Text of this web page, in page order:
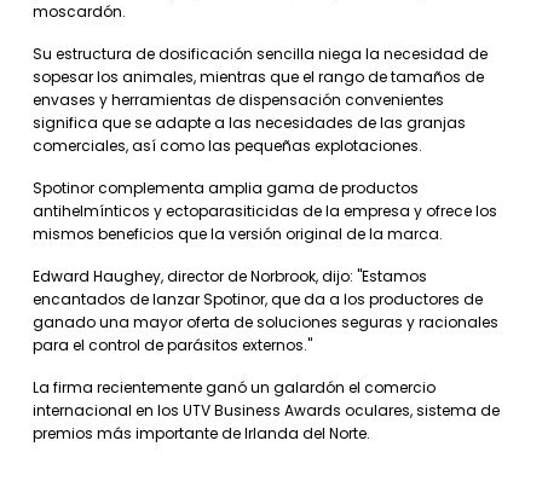
moscardón.
Su estructura de dosificación sencilla niega la necesidad de
sopesar los animales, mientras que el rango de tamaños de
envases y herramientas de dispensación convenientes
significa que se adapte a las necesidades de las granjas
comerciales, así como las pequeñas explotaciones.
Spotinor complementa amplia gama de productos
antihelmínticos y ectoparasiticidas de la empresa y ofrece los
mismos beneficios que la versión original de la marca.
Edward Haughey, director de Norbrook, dijo: "Estamos
encantados de lanzar Spotinor, que da a los productores de
ganado una mayor oferta de soluciones seguras y racionales
para el control de parásitos externos."
La firma recientemente ganó un galardón el comercio
internacional en los UTV Business Awards oculares, sistema de
premios más importante de Irlanda del Norte.